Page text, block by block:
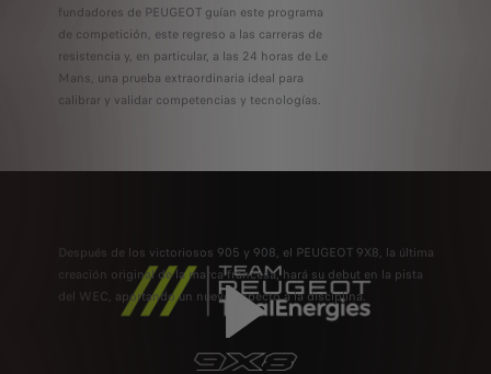
fundadores de PEUGEOT guían este programa
de competición, este regreso a las carreras de
resistencia y, en particular, a las 24 horas de Le
Mans, una prueba extraordinaria ideal para
calibrar y validar competencias y tecnologías.
Después de los victoriosos 905 y 908, el PEUGEOT 9X8, la última
creación original de la marca francesa, hará su debut en la pista
del WEC, aportando un nuevo aspecto a la disciplina.